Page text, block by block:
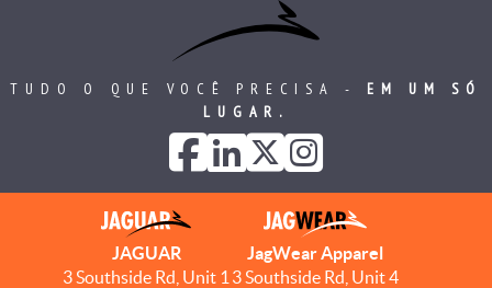
TUDO O QUE VOCÊ PRECISA - EM UM SÓ
LUGAR.
JAGUAR
3 Southside Rd, Unit 1
JagWear Apparel
3 Southside Rd, Unit 4